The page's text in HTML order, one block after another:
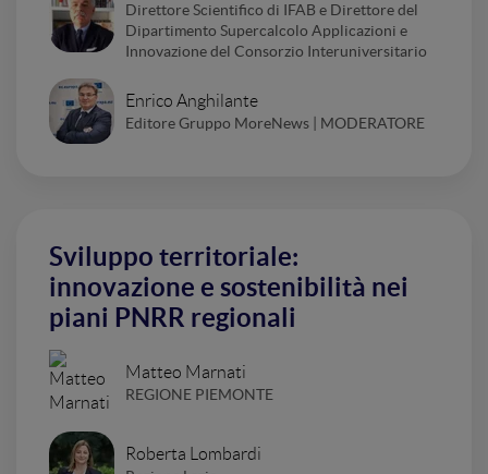
Direttore Scientifico di IFAB e Direttore del
Dipartimento Supercalcolo Applicazioni e
Innovazione del Consorzio Interuniversitario
Enrico Anghilante
Editore Gruppo MoreNews | MODERATORE
Sviluppo territoriale:
innovazione e sostenibilità nei
piani PNRR regionali
Matteo Marnati
REGIONE PIEMONTE
Roberta Lombardi